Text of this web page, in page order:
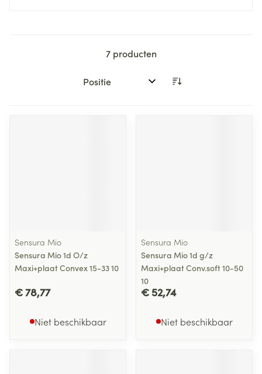
7producten
Sorteer op:
Sensura Mio
Sensura Mio 1d O/z
Maxi+plaat Convex 15-33 10
€ 78,77
Niet beschikbaar
Sensura Mio
Sensura Mio 1d g/z
Maxi+plaat Conv.soft 10-50
10
€ 52,74
Niet beschikbaar